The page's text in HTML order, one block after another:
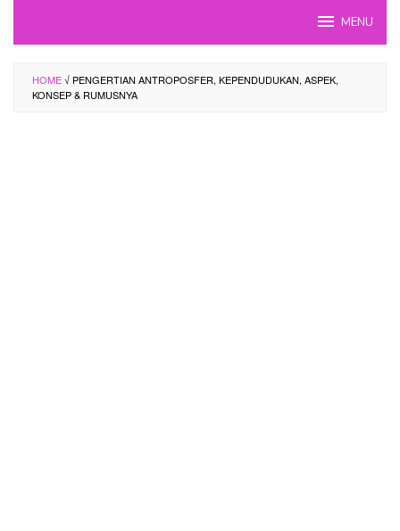
MENU
HOME√ PENGERTIAN ANTROPOSFER, KEPENDUDUKAN, ASPEK,
KONSEP & RUMUSNYA